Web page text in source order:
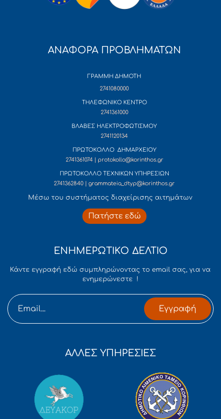
ΑΝΑΦΟΡΑ ΠΡΟΒΛΗΜΑΤΩΝ
ΓΡΑΜΜΗ ΔΗΜΟΤΗ
2741080000
ΤΗΛΕΦΩΝΙΚΟ ΚΕΝΤΡΟ
2741361000
ΒΛΑΒΕΣ ΗΛΕΚΤΡΟΦΩΤΙΣΜΟΥ
2741120134
ΠΡΩΤΟΚΟΛΛΟ ΔΗΜΑΡΧΕΙΟΥ
2741361074 | protokollo@korinthos.gr
ΠΡΩΤΟΚΟΛΛΟ ΤΕΧΝΙΚΩΝ ΥΠΗΡΕΣΙΩΝ
2741362840 | grammateia_dtyp@korinthos.gr
Mέσω του συστήματος διαχείρισης αιτημάτων
Πατήστε εδώ
ΕΝΗΜΕΡΩΤΙΚΟ ΔΕΛΤΙΟ
Κάντε εγγραφή εδώ συμπληρώνοντας το email σας, για να
ενημερώνεστε !
Εγγραφή
ΑΛΛΕΣ ΥΠΗΡΕΣΙΕΣ